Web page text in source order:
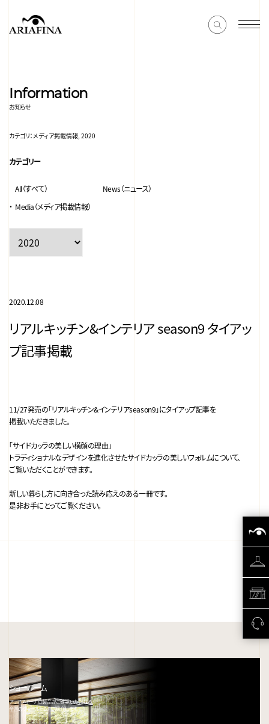
Information
お知らせ
カテゴリ：メディア掲載情報, 2020
カテゴリー
All（すべて）
News（ニュース）
Media（メディア掲載情報）
2020.12.08
リアルキッチン&インテリア season9 タイアッ
プ記事掲載
11/27発売の「リアルキッチン&インテリアseason9」にタイアップ記事を
掲載いただきました。
「サイドカッラの美しい横顔の理由」
トラディショナルなデザインを進化させたサイドカッラの美しいフォルムについて、
ご覧いただくことができます。
新しい暮らし方に向き合った読み応えのある一冊です。
是非お手にとってご覧ください。
ショールーム
アリアフィーナの製品がご確認いただける、
全国のショールームをご紹介します。